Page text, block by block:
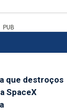
PUB
que destroços
SpaceX